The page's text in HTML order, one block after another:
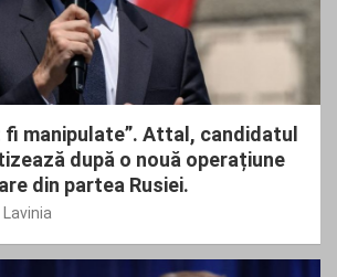
fi manipulate”. Attal, candidatul
după o nouă operațiune
din partea Rusiei.
Lavinia